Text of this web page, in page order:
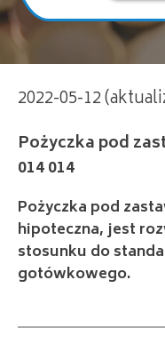
2022-05-12
Pożyczka pod
Pożyczka pod
hipoteczna, jest
stosunku do
gotówkowego.